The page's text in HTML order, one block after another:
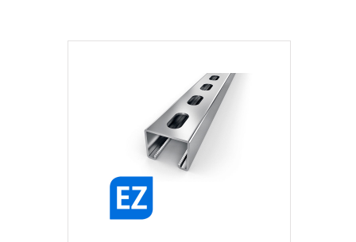
Jambe de force à 45° renforcée
Joint EPDM pour insonorisation profil 41 mm -
Manchon de liaison 41x41
Manchon de liaison assemblé
Omega pour rail 41x21
Omega pour rail 41x41